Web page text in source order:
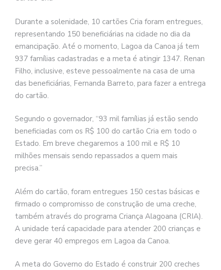
Durante a solenidade, 10 cartões Cria foram entregues,
representando 150 beneficiárias na cidade no dia da
emancipação. Até o momento, Lagoa da Canoa já tem
937 famílias cadastradas e a meta é atingir 1347. Renan
Filho, inclusive, esteve pessoalmente na casa de uma
das beneficiárias, Fernanda Barreto, para fazer a entrega
do cartão.
Segundo o governador, “93 mil famílias já estão sendo
beneficiadas com os R$ 100 do cartão Cria em todo o
Estado. Em breve chegaremos a 100 mil e R$ 10
milhões mensais sendo repassados a quem mais
precisa.”
Além do cartão, foram entregues 150 cestas básicas e
firmado o compromisso de construção de uma creche,
também através do programa Criança Alagoana (CRIA).
A unidade terá capacidade para atender 200 crianças e
deve gerar 40 empregos em Lagoa da Canoa.
A meta do Governo do Estado é construir 200 creches